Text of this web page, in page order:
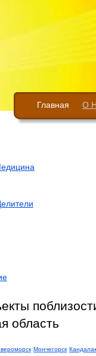
Главная О
область
Мончегорск